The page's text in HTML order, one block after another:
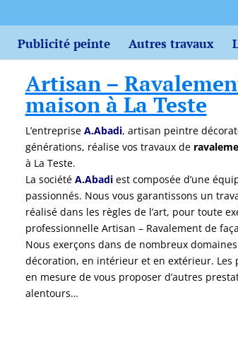
Publicité peinte Autres travaux
Artisan –
maison à La Teste
L’entreprise A.Abadi, artisan peintre
générations, réalise vos travaux de
à La Teste.
La société A.Abadiest composée d’une
passionnés. Nous vous garantissons un
réalisé dans les règles de l’art, pour toute
professionnelle Artisan – Ravalement de
Nous exerçons dans de nombreux
décoration, en intérieur et en extérieur. Les
en mesure de vous proposer d’autres
alentours…